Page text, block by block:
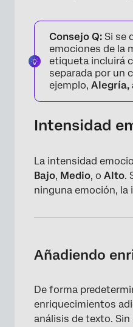
Consejo Q: Si se
emociones de la
etiqueta incluirá
separada por un
ejemplo, Alegría,
Intensidad
La intensidad
Bajo, Medio, o Alto.
ninguna emoción, la
Añadiendo
De forma
enriquecimientos
análisis de texto.